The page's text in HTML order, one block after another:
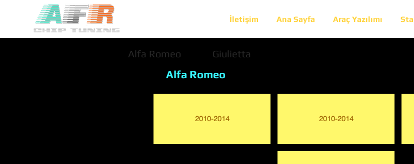
İletişim Ana Sayfa Araç Yazılımı
Alfa Romeo Giulietta
Alfa Romeo
2010-2014 2010-2014